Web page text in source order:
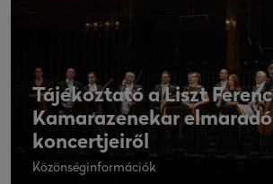
Tájékoztató a Liszt Ferenc
Kamarazenekar elmaradó
koncertjeiről
Közönséginformációk